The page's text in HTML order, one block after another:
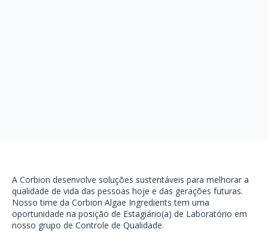
A Corbion desenvolve soluções sustentáveis para melhorar a
qualidade de vida das pessoas hoje e das gerações futuras.
Nosso time da Corbion Algae Ingredients tem uma
oportunidade na posição de Estagiário(a) de Laboratório em
nosso grupo de Controle de Qualidade.